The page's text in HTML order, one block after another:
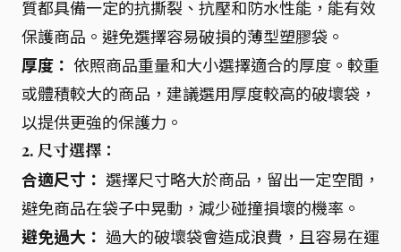
質都具備一定的抗撕裂、抗壓和防水性能，能有效
保護商品。避免選擇容易破損的薄型塑膠袋。
厚度： 依照商品重量和大小選擇適合的厚度。較重
或體積較大的商品，建議選用厚度較高的破壞袋，
以提供更強的保護力。
2. 尺寸選擇：
合適尺寸： 選擇尺寸略大於商品，留出一定空間，
避免商品在袋子中晃動，減少碰撞損壞的機率。
避免過大： 過大的破壞袋會造成浪費，且容易在運